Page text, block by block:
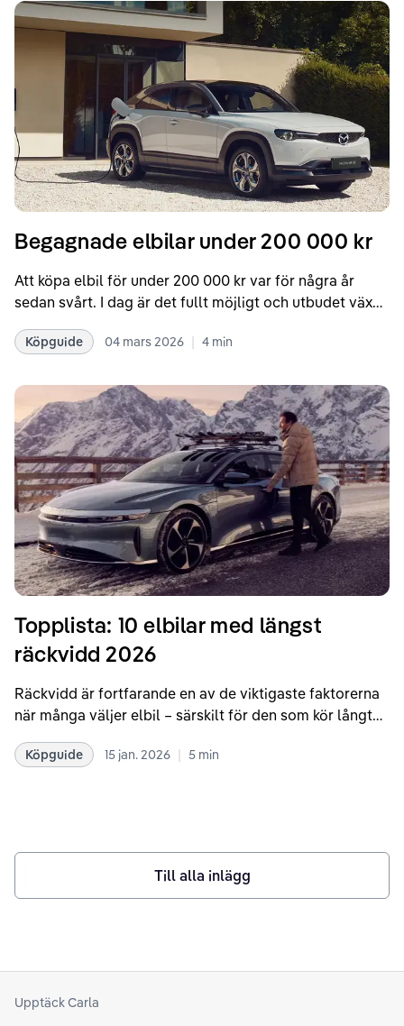
Begagnade elbilar under 200 000 kr
Att köpa elbil för under 200 000 kr var för några år
sedan svårt. I dag är det fullt möjligt och utbudet växer
Köpguide 04 mars 2026 | 4 min
Topplista: 10 elbilar med längst
räckvidd 2026
Räckvidd är fortfarande en av de viktigaste faktorerna
när många väljer elbil – särskilt för den som kör långt
de senaste åren har utvecklingen gått snabbt, och 2026
Köpguide 15 jan. 2026 | 5 min
Till alla inlägg
Upptäck Carla